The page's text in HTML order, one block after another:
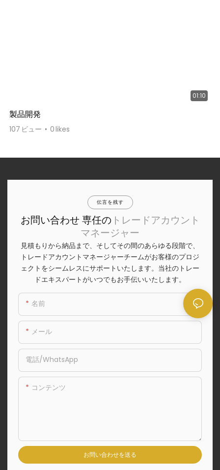
01:10
製品開発
107 ビュー 0likes
伝言を残す
お問い合わせ 専任の トレードアカウント
マネージャー
見積もりから納品まで、そしてその間のあらゆる段階で、
トレードアカウントマネージャーチームがお客様のプロジ
ェクトをシームレスにサポートいたします。当社のトレー
ドエキスパートがいつでもお手伝いいたします。
名前
メール
電話/WhatsApp
コンテンツ
お問い合わせを送る